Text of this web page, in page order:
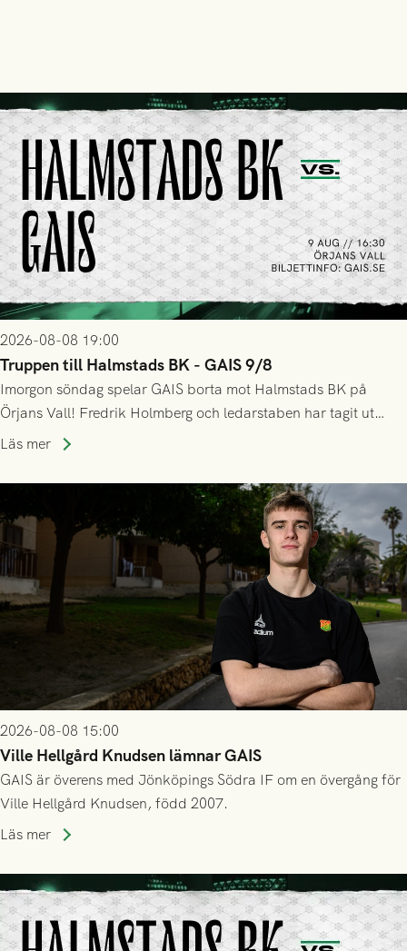
2026-08-08 19:00
Truppen till Halmstads BK - GAIS 9/8
Imorgon söndag spelar GAIS borta mot Halmstads BK på
Örjans Vall! Fredrik Holmberg och ledarstaben har tagit ut
följande trupp till matchen:
Läs mer
2026-08-08 15:00
Ville Hellgård Knudsen lämnar GAIS
GAIS är överens med Jönköpings Södra IF om en övergång för
Ville Hellgård Knudsen, född 2007.
Läs mer